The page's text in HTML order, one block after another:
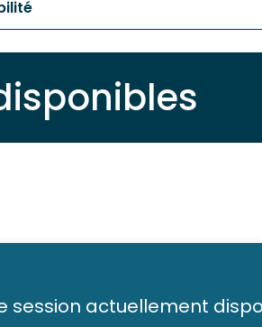
session actuellement